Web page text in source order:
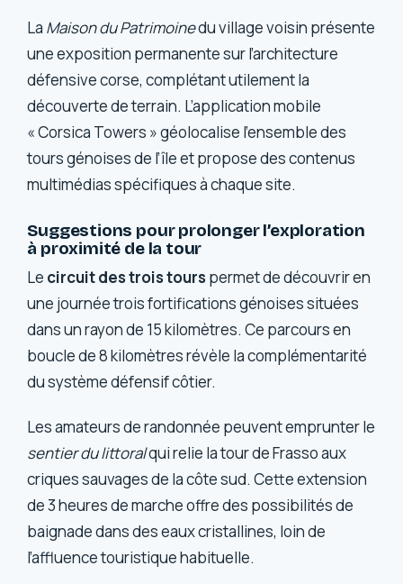
La Maison du Patrimoinedu village voisin présente
une exposition permanente sur l’architecture
défensive corse, complétant utilement la
découverte de terrain. L’application mobile
« Corsica Towers » géolocalise l’ensemble des
tours génoises de l’île et propose des contenus
multimédias spécifiques à chaque site.
Suggestions pour prolonger l’exploration
à proximité de la tour
Le circuit des trois tours permet de découvrir en
une journée trois fortifications génoises situées
dans un rayon de 15 kilomètres. Ce parcours en
boucle de 8 kilomètres révèle la complémentarité
du système défensif côtier.
Les amateurs de randonnée peuvent emprunter le
sentier du littoralqui relie la tour de Frasso aux
criques sauvages de la côte sud. Cette extension
de 3 heures de marche offre des possibilités de
baignade dans des eaux cristallines, loin de
l’affluence touristique habituelle.